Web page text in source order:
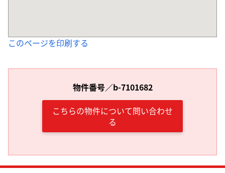
このページを印刷する
物件番号／b-7101682
こちらの物件について問い合わせ
る